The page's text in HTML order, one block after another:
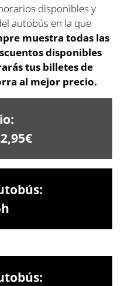
disponibles y
autobús en la que
muestra todas las
disponibles
tus billetes de
al mejor precio.